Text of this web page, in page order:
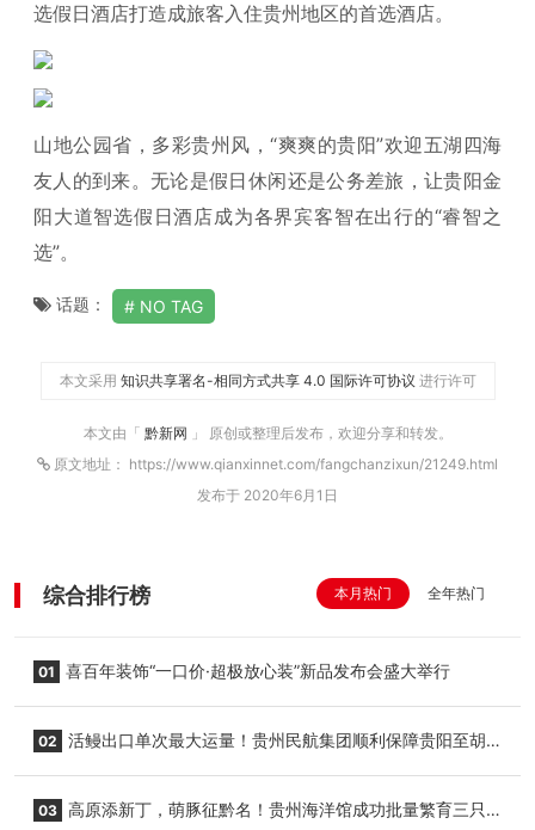
选假日酒店打造成旅客入住贵州地区的首选酒店。
山地公园省，多彩贵州风，“爽爽的贵阳”欢迎五湖四海
友人的到来。无论是假日休闲还是公务差旅，让贵阳金
阳大道智选假日酒店成为各界宾客智在出行的“睿智之
选”。
话题： NO TAG
本文采用 知识共享署名-相同方式共享 4.0 国际许可协议 进行许可
本文由「 黔新网 」 原创或整理后发布，欢迎分享和转发。
原文地址： https://www.qianxinnet.com/fangchanzixun/21249.html
发布于 2020年6月1日
综合排行榜 本月热门 全年热门
01 喜百年装饰“一口价·超极放心装”新品发布会盛大举行
02 活鳗出口单次最大运量！贵州民航集团顺利保障贵阳至胡
03 高原添新丁，萌豚征黔名！贵州海洋馆成功批量繁育三只